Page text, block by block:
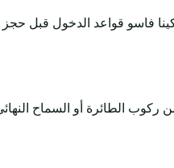
فاسو قواعد الدخول قبل
ركوب الطائرة أو السماح